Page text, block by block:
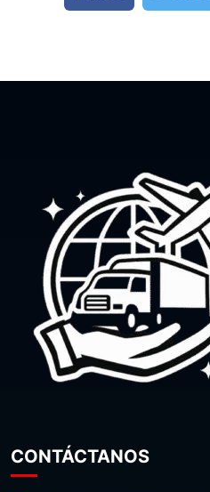
CONTÁCTANOS